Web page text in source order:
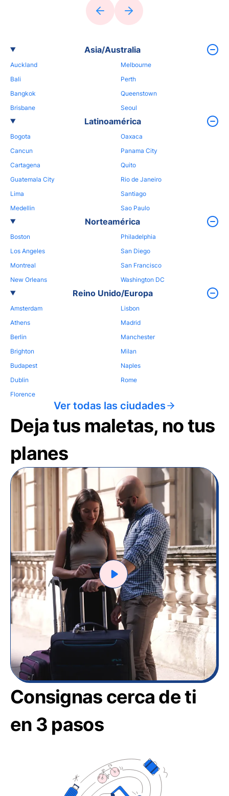
Asia/Australia
Auckland
Bali
Bangkok
Brisbane
Melbourne
Perth
Queenstown
Seoul
Latinoamérica
Bogota
Cancun
Cartagena
Guatemala City
Lima
Medellin
Oaxaca
Panama City
Quito
Rio de Janeiro
Santiago
Sao Paulo
Norteamérica
Boston
Los Angeles
Montreal
New Orleans
Philadelphia
San Diego
San Francisco
Washington DC
Reino Unido/Europa
Amsterdam
Athens
Berlin
Brighton
Budapest
Dublin
Florence
Lisbon
Madrid
Manchester
Milan
Naples
Rome
Ver todas las ciudades
Deja tus maletas, no tus
planes
Consignas cerca de ti
en 3 pasos